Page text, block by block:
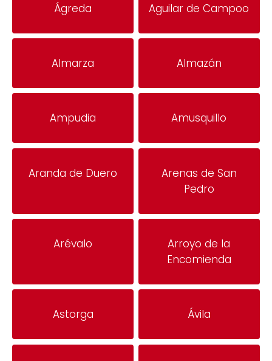
Ágreda Aguilar de Campoo
Almarza Almazán
Ampudia Amusquillo
Aranda de Duero
Arenas de San
Pedro
Arévalo
Arroyo de la
Encomienda
Astorga Ávila